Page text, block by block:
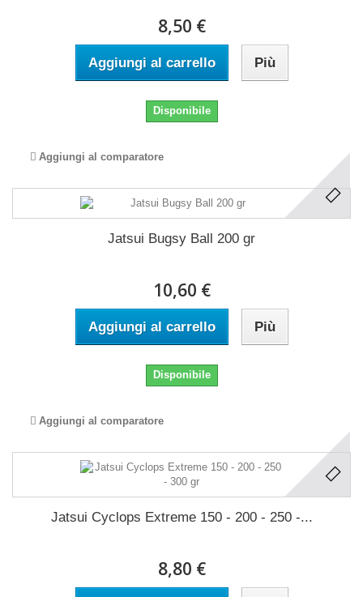
8,50 €
Aggiungi al carrello Più
Disponibile
Aggiungi al comparatore
Jatsui Bugsy Ball 200 gr
10,60 €
Aggiungi al carrello Più
Disponibile
Aggiungi al comparatore
Jatsui Cyclops Extreme 150 - 200 - 250 -...
8,80 €